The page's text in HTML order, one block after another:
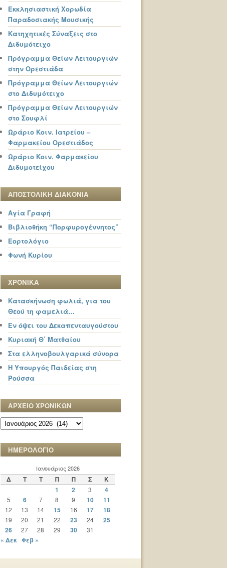
Εκκλησιαστική Χορωδία
Παραδοσιακής Μουσικής
Κατηχητικές Σύναξεις στο
Διδυμότειχο
Πρόγραμμα Θείων Λειτουργιών
στην Ορεστιάδα
Πρόγραμμα Θείων Λειτουργιών
στο Διδυμότειχο
Πρόγραμμα Θείων Λειτουργιών
στο Σουφλί
Ωράριο Κοιν. Ιατρείου –
Φαρμακείου Ορεστιάδος
Ωράριο Κοιν. Φαρμακείου
Διδυμοτείχου
ΑΠΟΣΤΟΛΙΚΗ ΔΙΑΚΟΝΙΑ
Αγία Γραφή
Βιβλιοθήκη “Πορφυρογέννητος”
Εορτολόγιο
Φωνή Κυρίου
ΧΡΟΝΙΚΑ
Κατασκήνωση φωλιά, για του
Θεού τη φαμελιά…
Εν όψει του Δεκαπενταυγούστου
Κυριακή Θ΄ Ματθαίου
Στα ελληνοβουλγαρικά σύνορα
Η Υπουργός Παιδείας στη
Ρούσσα
ΑΡΧΕΙΟ ΧΡΟΝΙΚΩΝ
ΑΡΧΕΙΟ
ΧΡΟΝΙΚΩΝ
ΗΜΕΡΟΛΟΓΙΟ
Ιανουάριος 2026
Δ Τ Τ Π Π Σ
Κ
1
2 3 4
5 6 7 8 9 10 11
12 13 14 15 16 17 18
19 20 21 22 23 24
25
26
27 28 29 30 31
« Δεκ Φεβ »